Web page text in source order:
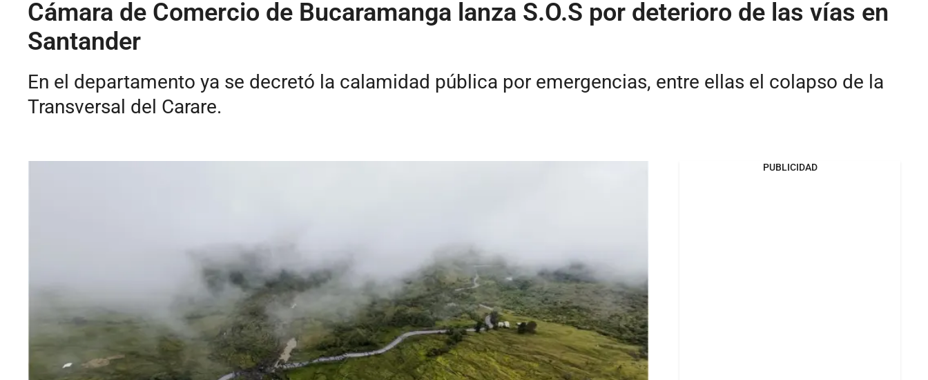
Cámara de Comercio de Bucaramanga lanza S.O.S por deterioro de las vías en
Santander
En el departamento ya se decretó la calamidad pública por emergencias, entre ellas el colapso de la
Transversal del Carare.
PUBLICIDAD